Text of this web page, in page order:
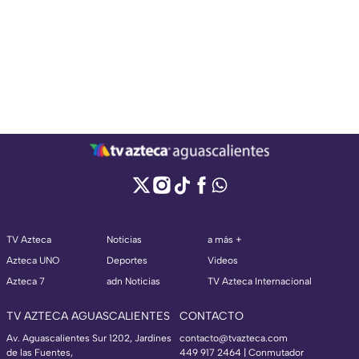
TV Azteca
Azteca UNO
Azteca 7
Noticias
Deportes
adn Noticias
a más +
Videos
TV Azteca Internacional
TV AZTECA AGUASCALIENTES
Av. Aguascalientes Sur 1202, Jardines
de las Fuentes,
CONTACTO
contacto@tvazteca.com
449 917 2464 | Conmutador